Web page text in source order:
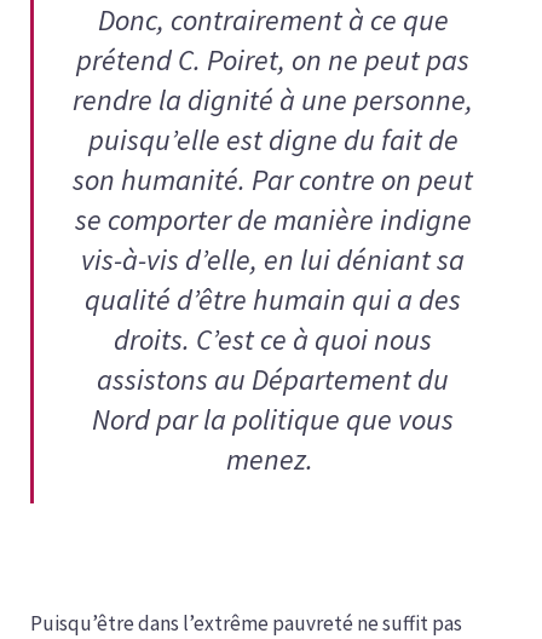
Donc, contrairement à ce que
prétend C. Poiret, on ne peut pas
rendre la dignité à une personne,
puisqu’elle est digne du fait de
son humanité. Par contre on peut
se comporter de manière indigne
vis-à-vis d’elle, en lui déniant sa
qualité d’être humain qui a des
droits. C’est ce à quoi nous
assistons au Département du
Nord par la politique que vous
menez.
Puisqu’être dans l’extrême pauvreté ne suffit pas